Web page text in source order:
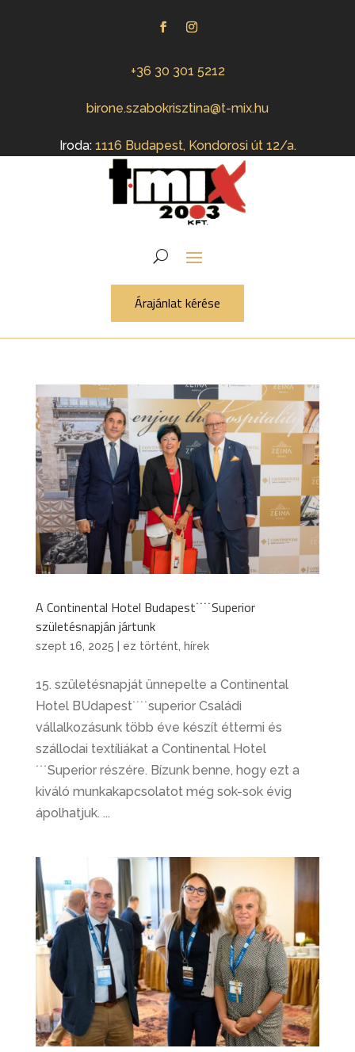
+36 30 301 5212
birone.szabokrisztina@t-mix.hu
Iroda: 1116 Budapest, Kondorosi út 12/a.
Árajánlat kérése
A Continental Hotel Budapest˙˙˙˙Superior
születésnapján jártunk
szept 16, 2025 ez történt, hírek
15. születésnapját ünnepelte a Continental
Hotel BUdapest˙˙˙˙superior Családi
vállalkozásunk több éve készít éttermi és
szállodai textíliákat a Continental Hotel
˙˙˙Superior részére. Bízunk benne, hogy ezt a
kiváló munkakapcsolatot még sok-sok évig
ápolhatjuk. ...